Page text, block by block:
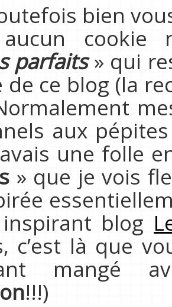
bien
cookie
parfaits» qui
de ce blog (la
aux
une folle
» que je vois
blog
c’est là que
mangé
!!!)